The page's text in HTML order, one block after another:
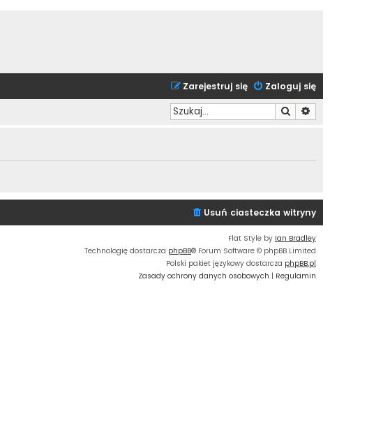
Zaloguj się
Zarejestruj się
Szukaj
Usuń ciasteczka witryny
Flat Style by Ian Bradley
Technologię dostarcza phpBB® Forum Software © phpBB Limited
Polski pakiet językowy dostarcza phpBB.pl
Zasady ochrony danych osobowych | Regulamin